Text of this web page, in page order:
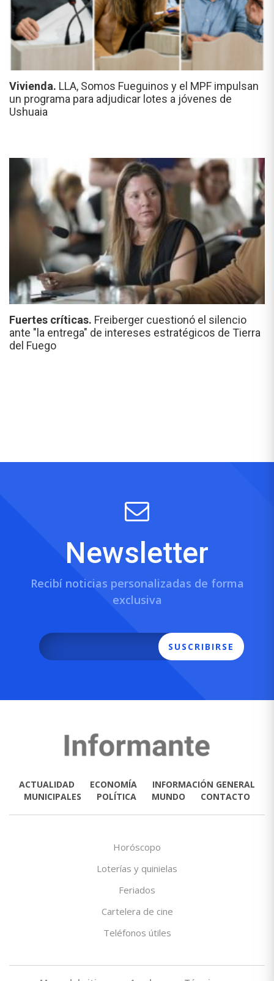
Vivienda. LLA, Somos Fueguinos y el MPF impulsan
un programa para adjudicar lotes a jóvenes de
Ushuaia
Fuertes críticas. Freiberger cuestionó el silencio
ante "la entrega" de intereses estratégicos de Tierra
del Fuego
Newsletter
Recibí noticias personalizadas de forma
exclusiva
SUSCRIBIRSE
ACTUALIDAD ECONOMÍA
INFORMACIÓN GENERAL
MUNICIPALES
POLÍTICA MUNDO CONTACTO
Horóscopo
Loterías y quinielas
Feriados
Cartelera de cine
Teléfonos útiles